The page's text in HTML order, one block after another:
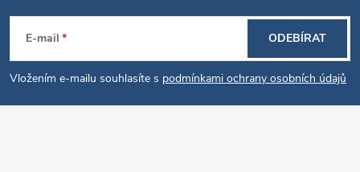
Z
á
p
E-mail
Vložením e-mailu souhlasíte s podmínkami ochrany osobních údajů
ODEBÍRAT